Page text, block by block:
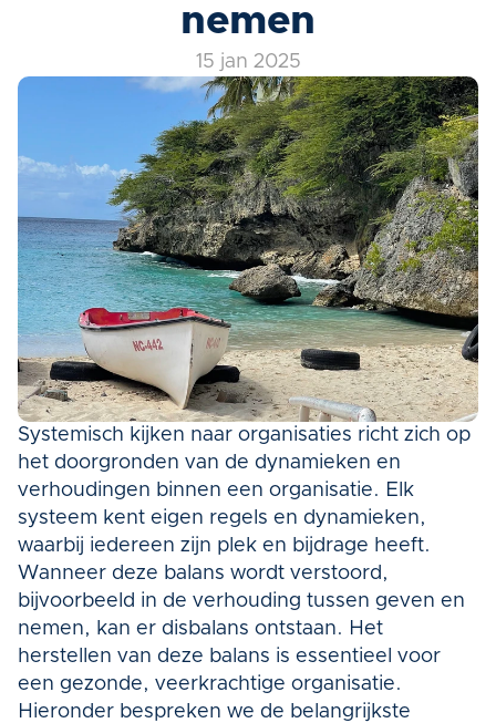
nemen
15 jan 2025
Systemisch kijken naar organisaties richt zich op
het doorgronden van de dynamieken en
verhoudingen binnen een organisatie. Elk
systeem kent eigen regels en dynamieken,
waarbij iedereen zijn plek en bijdrage heeft.
Wanneer deze balans wordt verstoord,
bijvoorbeeld in de verhouding tussen geven en
nemen, kan er disbalans ontstaan. Het
herstellen van deze balans is essentieel voor
een gezonde, veerkrachtige organisatie.
Hieronder bespreken we de belangrijkste